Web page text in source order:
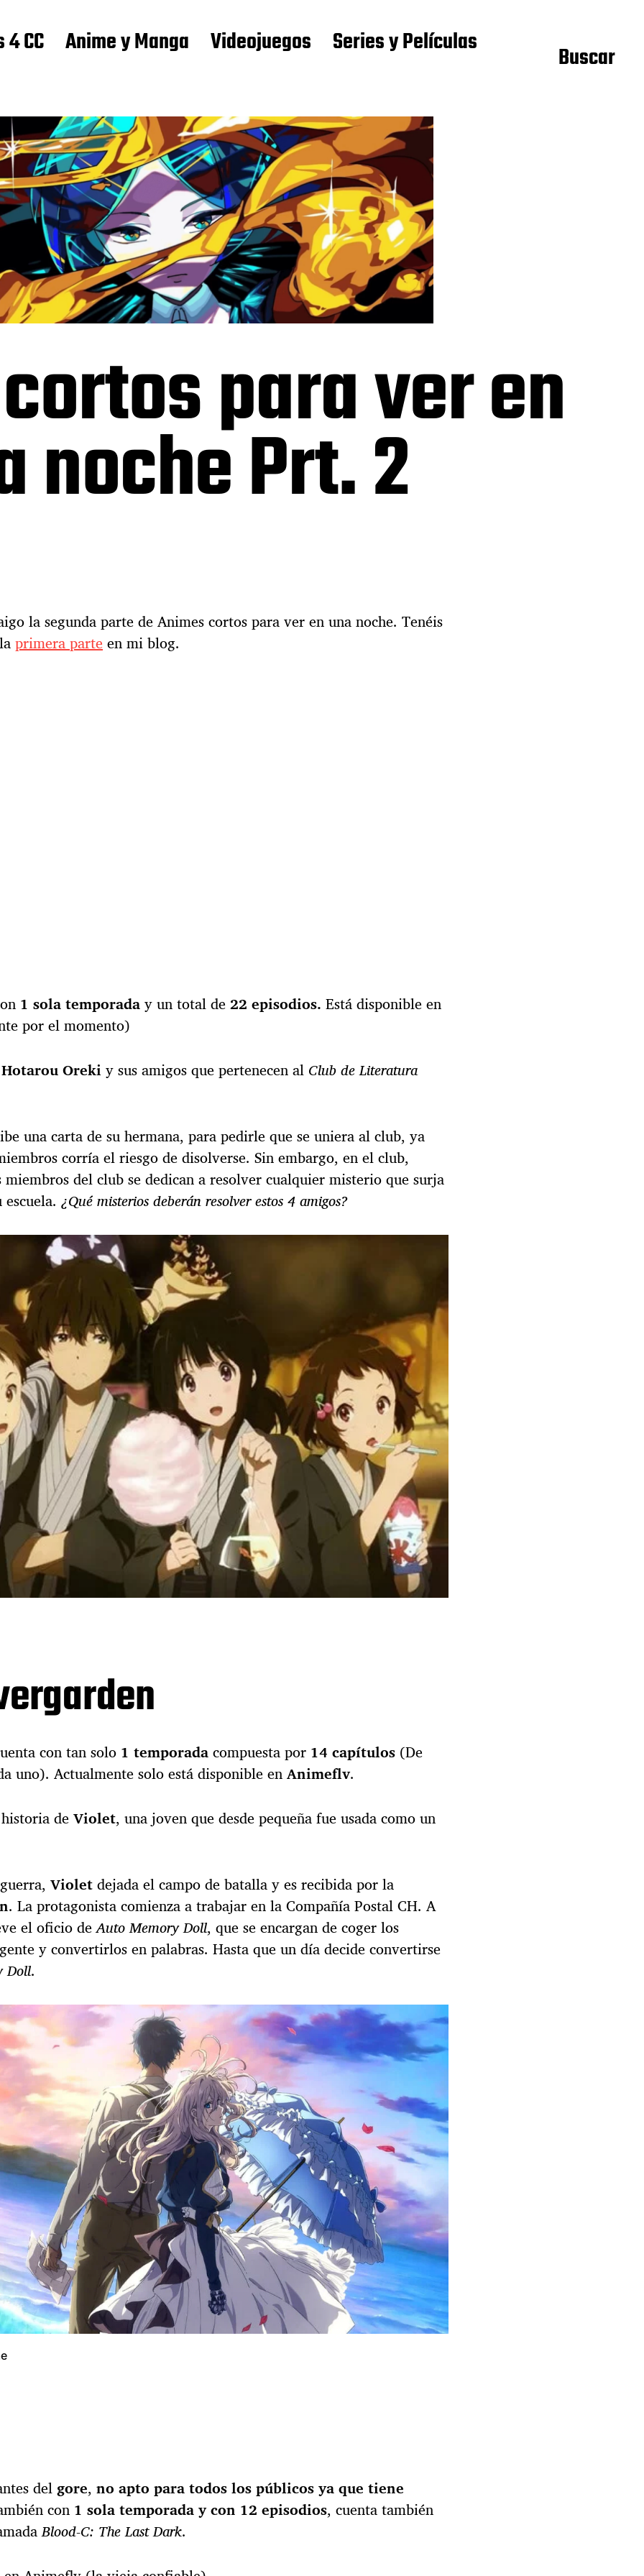
CC Anime y Manga Videojuegos
Series y Películas
Buscar
para ver en
noche Prt. 2
la segunda parte de Animes cortos para ver en una noche. Tenéis
primera parteen mi blog.
1 sola temporaday un total de22 episodios. Está disponible en
por el momento)
Hotarou Oreki y sus amigos que pertenecen al Club de Literatura
una carta de su hermana, para pedirle que se uniera al club, ya
corría el riesgo de disolverse. Sin embargo, en el club,
del club se dedican a resolver cualquier misterio que surja
¿Qué misterios deberán resolver estos 4 amigos?
con tan solo 1 temporadacompuesta por 14 capítulos (De
uno). Actualmente solo está disponible enAnimeflv.
deViolet, una joven que desde pequeña fue usada como un
Violetdejada el campo de batalla y es recibida por la
. La protagonista comienza a trabajar en la Compañía Postal CH. A
el oficio deAuto Memory Doll, que se encargan de coger los
y convertirlos en palabras. Hasta que un día decide convertirse
Doll.
delgore, no apto para todos los públicos ya que tiene
con 1 sola temporada y con 12 episodios, cuenta también
Blood-C: The Last Dark.